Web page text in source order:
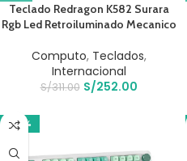
Teclado Redragon K582 Surara
Rgb Led Retroiluminado Mecanico
Computo, Teclados,
Internacional
S/311.00 S/252.00
-22%